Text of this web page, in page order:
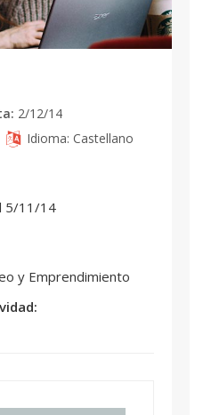
2/12/14
Idioma: Castellano
5/11/14
y Emprendimiento